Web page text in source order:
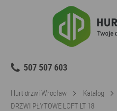
507 507 603
Hurt drzwi Wrocław Katalog
DRZWI PŁYTOWE LOFT LT 18